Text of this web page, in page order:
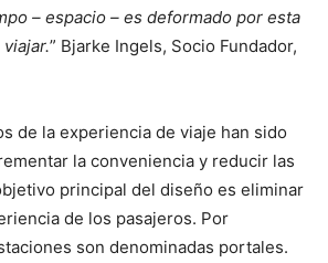
– espacio – es deformado por esta
” Bjarke Ingels, Socio Fundador,
de la experiencia de viaje han sido
la conveniencia y reducir las
principal del diseño es eliminar
de los pasajeros. Por
son denominadas portales.